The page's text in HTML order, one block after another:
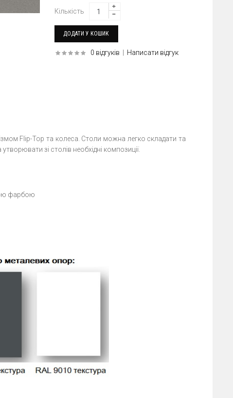
Кількість
0 відгуків Написати відгук
Flip-Top та колеса. Столи можна легко складати та
зі столів необхідні композиції.
фарбою